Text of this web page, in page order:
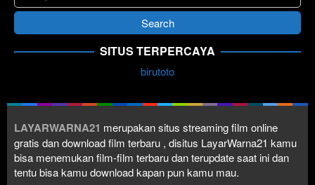
SITUS TERPERCAYA
birutoto
LAYARWARNA21 merupakan situs streaming film online
gratis dan download film terbaru , disitus LayarWarna21 kamu
bisa menemukan film-film terbaru dan terupdate saat ini dan
tentu bisa kamu download kapan pun kamu mau.